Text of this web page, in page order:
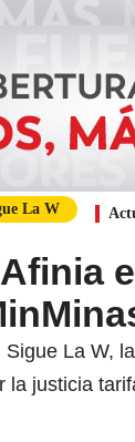
La W
Sigue La W,
la justicia